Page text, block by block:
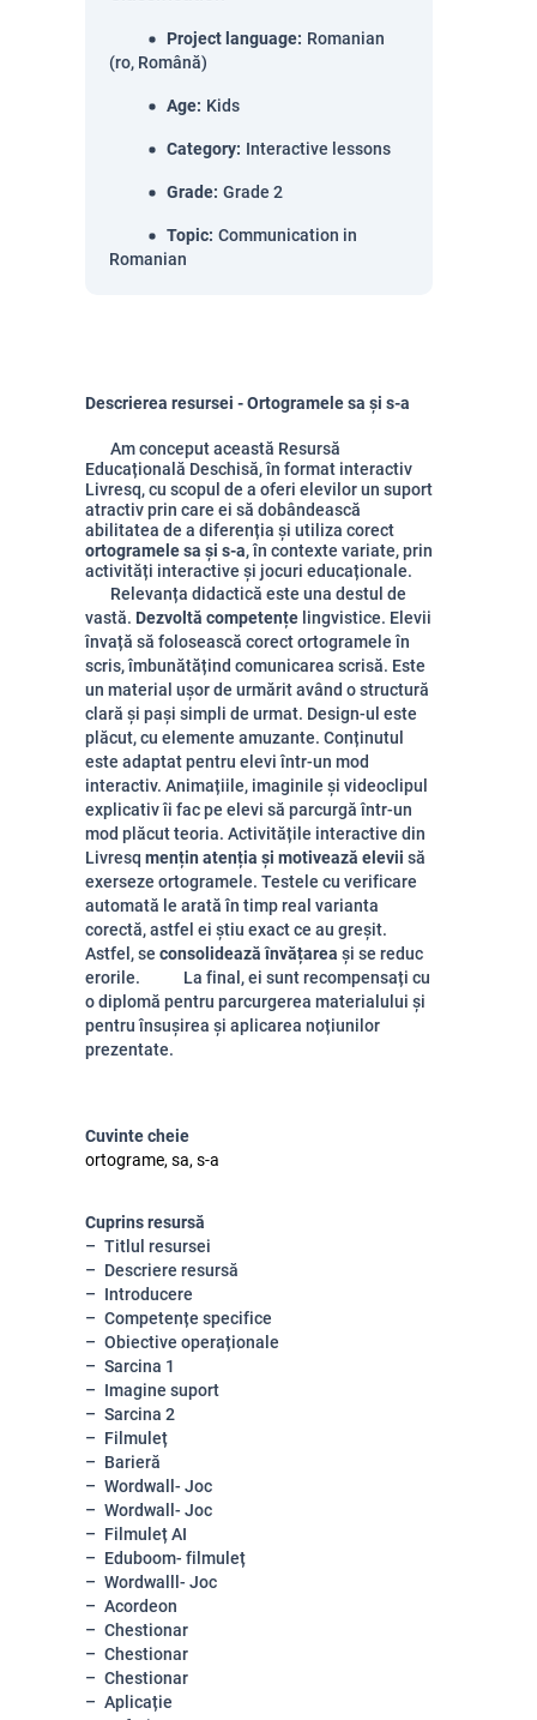
Project language: Romanian
(ro, Română)
Age: Kids
Category: Interactive lessons
Grade: Grade 2
Topic: Communication in
Romanian
Descrierea resursei - Ortogramele sa și s-a
Am conceput această Resursă
Educațională Deschisă, în format interactiv
Livresq, cu scopul de a oferi elevilor un suport
atractiv prin care ei să dobândească
abilitatea de a diferenția și utiliza corect
ortogramele sa și s-a, în contexte variate, prin
activități interactive și jocuri educaționale.
Relevanța didactică este una destul de
vastă. Dezvoltă competențe lingvistice. Elevii
învață să folosească corect ortogramele în
scris, îmbunătățind comunicarea scrisă. Este
un material ușor de urmărit având o structură
clară și pași simpli de urmat. Design-ul este
plăcut, cu elemente amuzante. Conținutul
este adaptat pentru elevi într-un mod
interactiv. Animațiile, imaginile și videoclipul
explicativ îi fac pe elevi să parcurgă într-un
mod plăcut teoria. Activitățile interactive din
Livresq mențin atenția și motivează elevii să
exerseze ortogramele. Testele cu verificare
automată le arată în timp real varianta
corectă, astfel ei știu exact ce au greșit.
Astfel, se consolidează învățarea și se reduc
erorile. La final, ei sunt recompensați cu
o diplomă pentru parcurgerea materialului și
pentru însușirea și aplicarea noțiunilor
prezentate.
Cuvinte cheie
ortograme, sa, s-a
Cuprins resursă
Titlul resursei
Descriere resursă
Introducere
Competențe specifice
Obiective operaționale
Sarcina 1
Imagine suport
Sarcina 2
Filmuleț
Barieră
Wordwall- Joc
Wordwall- Joc
Filmuleț AI
Eduboom- filmuleț
Wordwalll- Joc
Acordeon
Chestionar
Chestionar
Chestionar
Aplicație